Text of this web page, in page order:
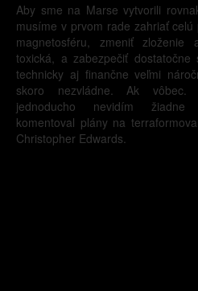
Aby sme na Marse vytvorili
musíme v prvom rade zahriať
magnetosféru, zmeniť
toxická, a zabezpečiť
technicky aj finančne veľmi
skoro nezvládne. Ak vôbec.
jednoducho nevidím žiadne
komentoval plány na
Christopher Edwards.